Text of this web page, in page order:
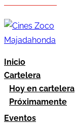
Inicio
Cartelera
Hoy en cartelera
Próximamente
Eventos